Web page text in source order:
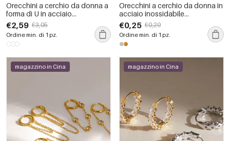
Orecchini a cerchio da donna a
forma di U in acciaio
inossidabile, impermeabili, color
oro, con strass.
€2,59 €3,05
Ordine min. di 1 pz.
Orecchini a cerchio da donna in
acciaio inossidabile
impermeabile color oro
€0,25 €0,29
Ordine min. di 1 pz.
magazzino in Cina magazzino in Cina